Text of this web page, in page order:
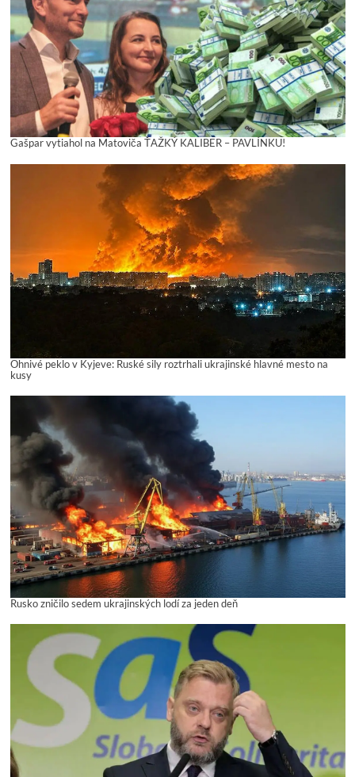
Gašpar vytiahol na Matoviča ŤAŽKÝ KALIBER – PAVLÍNKU!
Ohnivé peklo v Kyjeve: Ruské sily roztrhali ukrajinské hlavné mesto na
kusy
Rusko zničilo sedem ukrajinských lodí za jeden deň